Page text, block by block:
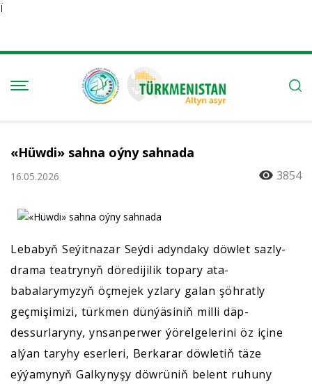
Ï
«Hüwdi» sahna oýny sahnada
16.05.2026 3854
Lebabyň Seýitnazar Seýdi adyndaky döwlet sazly-
drama teatrynyň döredijilik topary ata-
babalarymyzyň öçmejek yzlary galan şöhratly
geçmişimizi, türkmen dünýäsiniň milli däp-
dessurlaryny, ynsanperwer ýörelgelerini öz içine
alýan taryhy eserleri, Berkarar döwletiň täze
eýýamynyň Galkynyşy döwrüniň belent ruhuny